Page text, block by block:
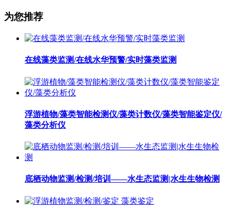
为您推荐
在线藻类监测/在线水华预警/实时藻类监测
浮游植物/藻类智能检测仪/藻类计数仪/藻类智能鉴定仪/
藻类分析仪
底栖动物监测/检测/培训——水生态监测|水生生物检测